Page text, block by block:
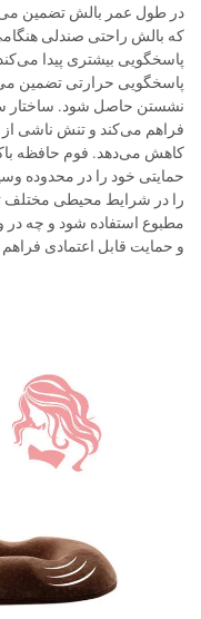
در طول عمر بالش تضمین
که بالش راحتی صندلی
پاسخگویی بیشتری پیدا
پاسخگویی حرارتی تضمین
نشستن حاصل شود. ساختار
فراهم می‌کند و تنش ناشی از
کاهش می‌دهد. فوم حافظه
حمایتی خود را در محدوده
را در شرایط محیطی مختلف
مطبوع استفاده شود و چه در
و حمایت قابل اعتمادی